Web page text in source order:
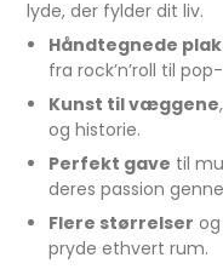
lyde, der fylder dit liv.
Håndtegnede
fra rock’n’roll til
Kunst til væggene
og historie.
Perfekt gave til
deres passion
Flere størrelser
pryde ethvert rum.